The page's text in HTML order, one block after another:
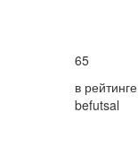
65
в рейтинге
befutsal